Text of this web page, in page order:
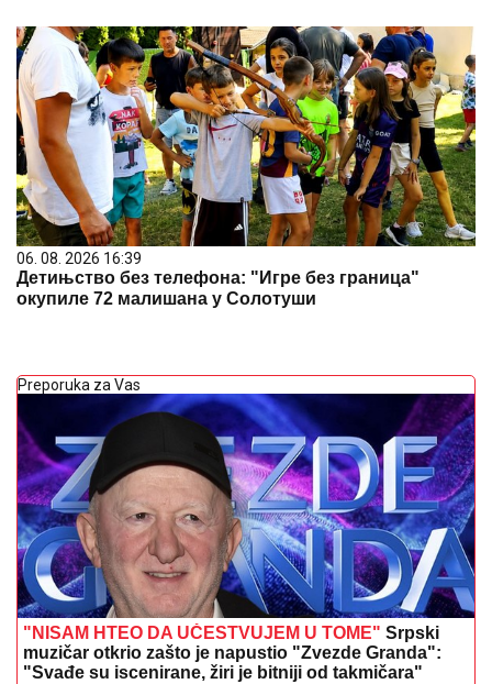
06. 08. 2026 16:39
Детињство без телефона: "Игре без граница"
окупиле 72 малишана у Солотуши
Preporuka za Vas
"NISAM HTEO DA UČESTVUJEM U TOME" Srpski
muzičar otkrio zašto je napustio "Zvezde Granda":
"Svađe su iscenirane, žiri je bitniji od takmičara"